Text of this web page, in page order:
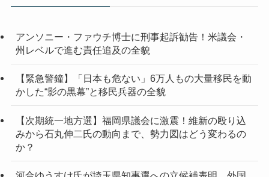
アンソニー・ファウチ博士に刑事起訴勧告！米議会・
州レベルで進む責任追及の全貌
【緊急警鐘】「日本も危ない」6万人もの大量移民を動
かした“影の黒幕”と移民兵器の全貌
【次期統一地方選】福岡県議会に激震！維新の殴り込
みから石丸伸二氏の動向まで、勢力図はどう変わるの
か？